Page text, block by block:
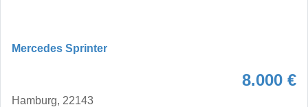
Mercedes Sprinter
8.000 €
Hamburg, 22143